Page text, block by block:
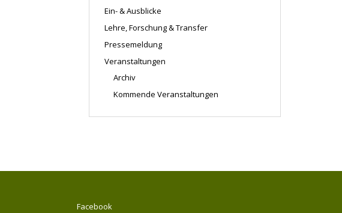
Ein- & Ausblicke
Lehre, Forschung & Transfer
Pressemeldung
Veranstaltungen
Archiv
Kommende Veranstaltungen
Facebook